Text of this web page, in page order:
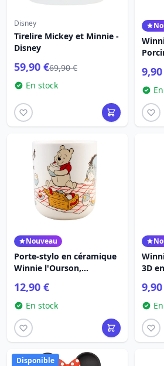
Disney
Tirelire Mickey et Minnie -
Disney
59,90 €69,90 €
En stock
Nouveau
Porte-stylo en céramique
Winnie l'Ourson,
anniversaire
12,90 €
En stock
3D
Disponible